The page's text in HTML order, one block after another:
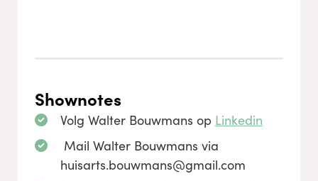
Shownotes
Volg Walter Bouwmans op Linkedin
Mail Walter Bouwmans via
huisarts.bouwmans@gmail.com